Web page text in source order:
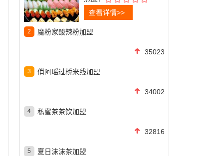
查看详情>>
2 魔粉家酸辣粉加盟
35023
3 俏阿瑶过桥米线加盟
34002
4 私蜜茶茶饮加盟
32816
5 夏日沫沫茶加盟